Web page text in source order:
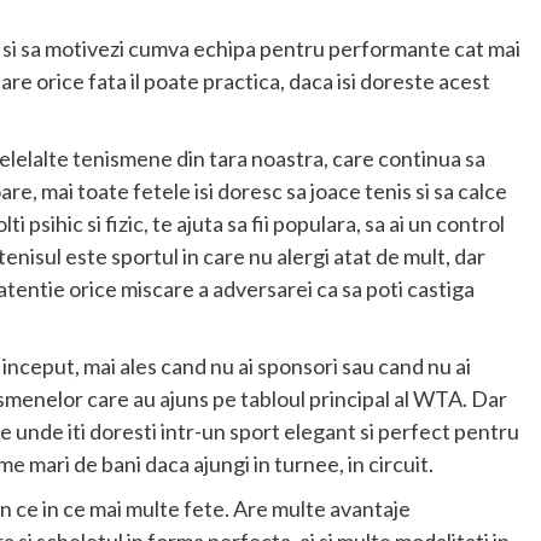
sa motivezi cumva echipa pentru performante cat mai
orice fata il poate practica, daca isi doreste acest
tenismene din tara noastra, care continua sa
mai toate fetele isi doresc sa joace tenis si sa calce
psihic si fizic, te ajuta sa fii populara, sa ai un control
este sportul in care nu alergi atat de mult, dar
orice miscare a adversarei ca sa poti castiga
mai ales cand nu ai sponsori sau cand nu ai
care au ajuns pe tabloul principal al WTA. Dar
unde iti doresti intr-un sport elegant si perfect pentru
mari de bani daca ajungi in turnee, in circuit.
ce in ce mai multe fete. Are multe avantaje